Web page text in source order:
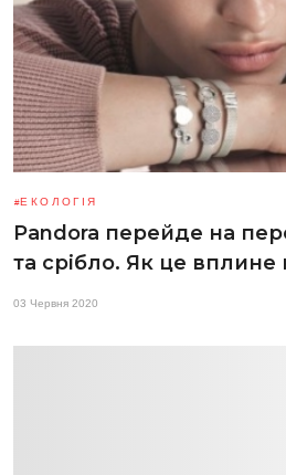
ЕКОЛОГІЯ
Pandora перейде на
та срібло. Як це вплине
03 Червня 2020